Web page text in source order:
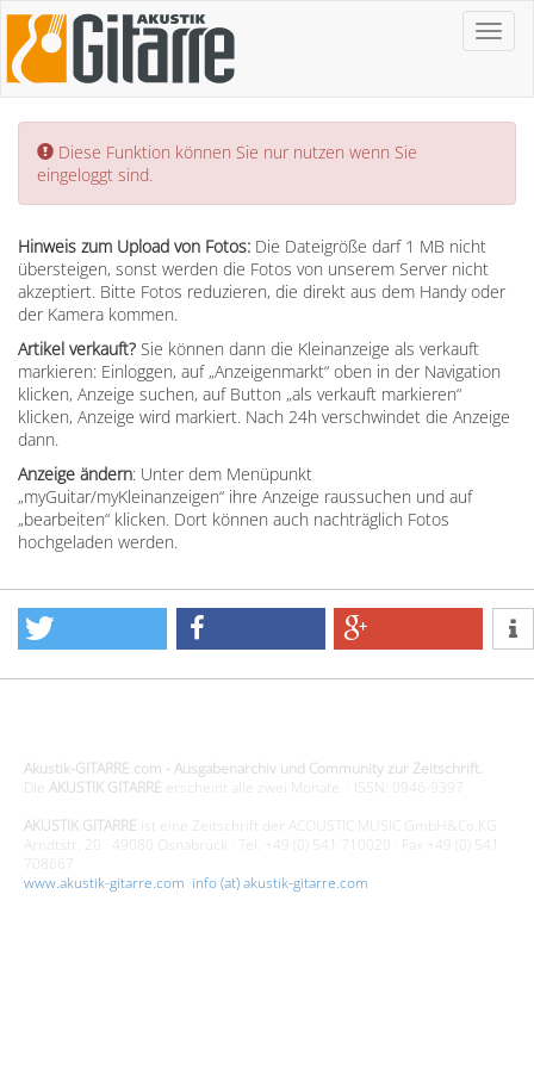
Toggle
Error:
Diese Funktion können Sie nur nutzen wenn Sie
eingeloggt sind.
Hinweis zum Upload von Fotos: Die Dateigröße darf 1 MB nicht
übersteigen, sonst werden die Fotos von unserem Server nicht
akzeptiert. Bitte Fotos reduzieren, die direkt aus dem Handy oder
der Kamera kommen.
Artikel verkauft? Sie können dann die Kleinanzeige als verkauft
markieren: Einloggen, auf „Anzeigenmarkt“ oben in der Navigation
klicken, Anzeige suchen, auf Button „als verkauft markieren“
klicken, Anzeige wird markiert. Nach 24h verschwindet die Anzeige
dann.
Anzeige ändern: Unter dem Menüpunkt
„myGuitar/myKleinanzeigen“ ihre Anzeige raussuchen und auf
„bearbeiten“ klicken. Dort können auch nachträglich Fotos
hochgeladen werden.
Akustik-GITARRE.com - Ausgabenarchiv und Community zur Zeitschrift.
Die AKUSTIK GITARRE erscheint alle zwei Monate. · ISSN: 0946-9397
AKUSTIK GITARRE ist eine Zeitschrift der ACOUSTIC MUSIC GmbH&Co.KG
Arndtstr. 20 · 49080 Osnabrück · Tel. +49 (0) 541 710020 · Fax +49 (0) 541
708667
www.akustik-gitarre.com ·info (at) akustik-gitarre.com